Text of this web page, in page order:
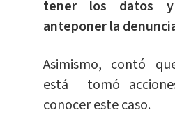
tener los datos
anteponer la
Asimismo, contó
está tomó
conocer este caso.